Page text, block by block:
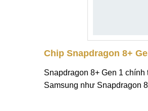
Chip Snapdragon 8+
Snapdragon 8+ Gen 1
Samsung như Snapdragon